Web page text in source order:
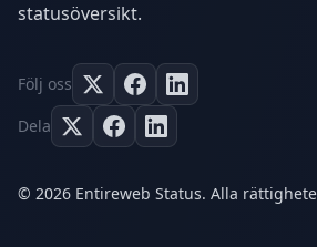
statusöversikt.
Följ oss
Dela
© 2026 Entireweb Status. Alla